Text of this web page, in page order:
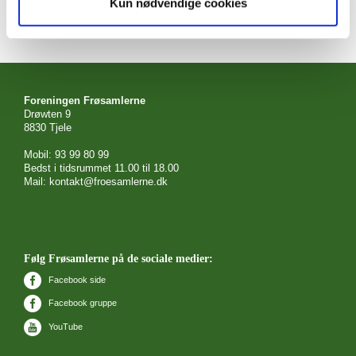
Foreningen Frøsamlerne
Drøwten 9
8830 Tjele
Mobil: 93 99 80 99
Bedst i tidsrummet 11.00 til 18.00
Mail: kontakt@froesamlerne.dk
Følg Frøsamlerne på de sociale medier:
Facebook side
Facebook gruppe
YouTube